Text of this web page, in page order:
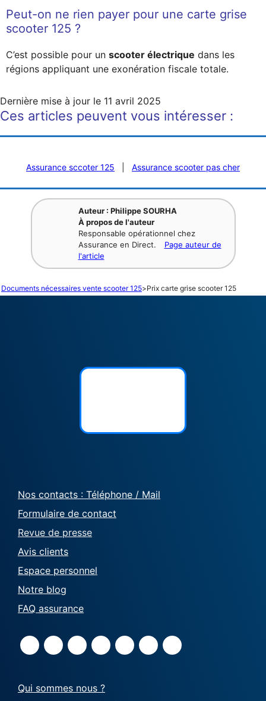
Peut-on ne rien payer pour une carte grise
scooter 125 ?
C’est possible pour un scooter électrique dans les
régions appliquant une exonération fiscale totale.
Dernière mise à jour le 11 avril 2025
Ces articles peuvent vous intéresser :
Assurance sccoter 125 Assurance scooter pas cher
Auteur : Philippe SOURHA
À propos de l'auteur
Responsable opérationnel chez
Assurance en Direct.
Page auteur de
l'article
Documents nécessaires vente scooter 125>Prix carte grise scooter 125
Nos contacts : Téléphone / Mail
Formulaire de contact
Revue de presse
Avis clients
Espace personnel
Notre blog
FAQ assurance
Qui sommes nous ?